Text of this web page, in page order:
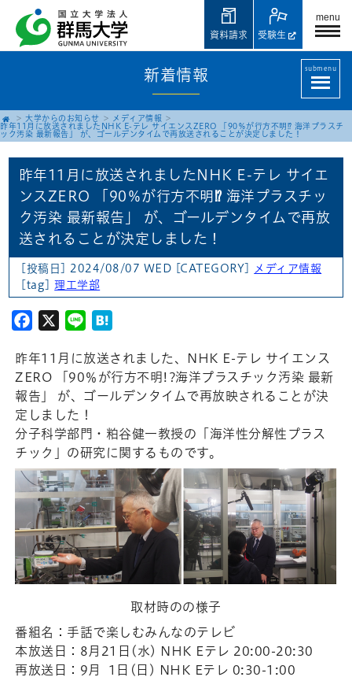
menu
受験生
資料請求
新着情報 submenu
大学からのお知らせ
メディア情報
昨年11月に放送されましたNHK E-テレ サイエンスZERO 「90％が行方不明⁉ 海洋プラスチ
ック汚染 最新報告」 が、ゴールデンタイムで再放送されることが決定しました！
昨年11月に放送されましたNHK E-テレ サイエ
ンスZERO 「90％が行方不明⁉ 海洋プラスチッ
ク汚染 最新報告」 が、ゴールデンタイムで再放
送されることが決定しました！
[投稿日] 2024/08/07 WED [CATEGORY]
メディア情報
[tag] 理工学部
Facebook
X Line
昨年11月に放送されました、NHK E-テレ サイエンス
ZERO 「90％が行方不明!?海洋プラスチック汚染 最新
報告」 が、ゴールデンタイムで再放映されることが決
定しました！
分子科学部門・粕谷健一教授の「海洋性分解性プラス
チック」の研究に関するものです。
取材時のの様子
番組名：手話で楽しむみんなのテレビ
本放送日：8月21日(水) NHK Eテレ 20:00-20:30
再放送日：9月 1日(日) NHK Eテレ 0:30-1:00